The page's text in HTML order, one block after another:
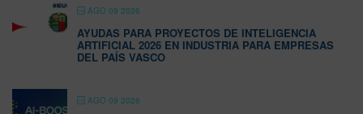
AGO 09 2026
AYUDAS PARA PROYECTOS DE INTELIGENCIA
ARTIFICIAL 2026 EN INDUSTRIA PARA EMPRESAS
DEL PAÍS VASCO
AGO 09 2026